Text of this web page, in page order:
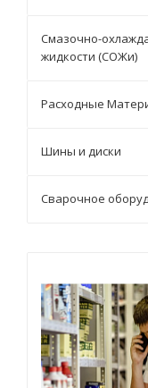
Смазочно-
жидкости (СОЖи)
Расходные
Шины и диски
Сварочное